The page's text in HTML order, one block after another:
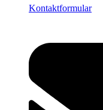
Kontaktformular